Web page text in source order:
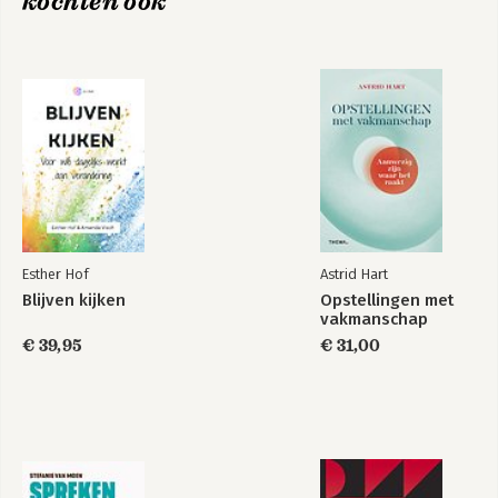
Individuen leren wie ze zijn en wat ze
nodig hebben en dat leren
communiceren. En ja; Leiders zijn ook
individuen! Hij hoopt dat organisaties
gaan beseffen dat goede theorieën
voor ieder individu anders werkt. In dit
boek maakt hij de verbinding vanuit
individueel perspectief. Dan pas komt
een algemene theorie individueel tot
leven. Koppel ieders individuele
perceptie aan organisationele theorieën
organisaties. Zijn huidige rol is die van
Hoofdstuk 3: Perceptuele intelligentie
Misperceptie
Perceptuele intelligentie
Mensgericht veranderen
Hoofdstuk 4: Over veranderen & verandering
Ongewenste verandering
Gewenste verandering
Begin een verandering altijd bij jezelf
De Birkman questionnaire
Dankwoord
Esther Hof
Blijven kijken
€ 39,95
Astrid Hart
Opstellingen met
vakmanschap
€ 31,00